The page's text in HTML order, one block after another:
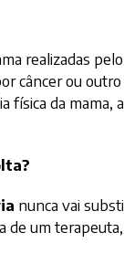
realizadas
câncer ou
da mama,
nunca vai
um